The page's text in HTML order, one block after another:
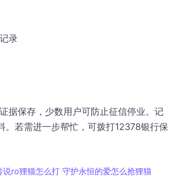
录
据保存，少数用户可防止征信停业。记
若需进一步帮忙，可拨打12378银行保
说ro狸猫怎么打 守护永恒的爱怎么抢狸猫